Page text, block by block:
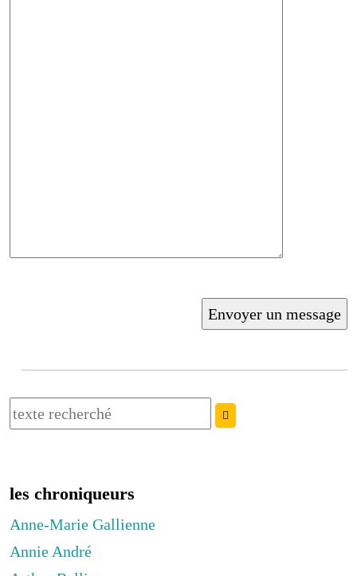
les chroniqueurs
Anne-Marie Gallienne
Annie André